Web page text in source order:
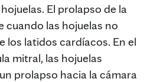
El prolapso de la
cuando las hojuelas no
los latidos cardíacos. En el
mitral, las hojuelas
prolapso hacia la cámara